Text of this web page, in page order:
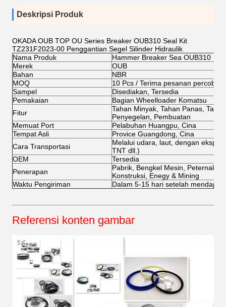
Deskripsi Produk
OKADA OUB TOP OU Series Breaker OUB310 Seal Kit
TZ231F2023-00 Penggantian Segel Silinder Hidraulik
Nama Produk
Hammer Breaker Sea OUB310
Merek
OUB
Bahan
NBR
MOQ
10 Pcs / Terima pesanan
Sampel
Disediakan, Tersedia
Pemakaian
Bagian Wheelloader Komatsu
Fitur
Tahan Minyak, Tahan Panas,
Penyegelan, Pembuatan
Memuat Port
Pelabuhan Huangpu, Cina
Tempat Asli
Provice Guangdong, Cina
Cara Transportasi
Melalui udara, laut, dengan
TNT dll.)
OEM
Tersedia
Penerapan
Pabrik, Bengkel Mesin,
Konstruksi, Enegy & Mining
Waktu Pengiriman
Dalam 5-15 hari setelah
Referensi konten gambar